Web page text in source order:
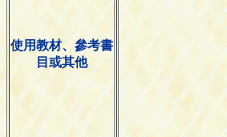
使用教材、參考書
目或其他